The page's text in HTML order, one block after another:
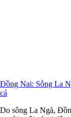
Đồng Nai: Sông La
cá
Do sông La Ngà,